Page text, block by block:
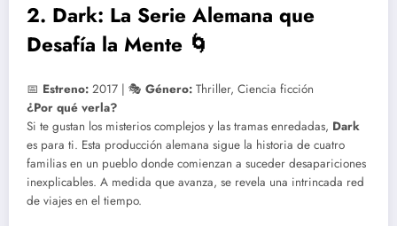
2. Dark: La Serie Alemana que
Desafía la Mente 🌀
📅 Estreno: 2017 | 🎭 Género: Thriller, Ciencia ficción
¿Por qué verla?
Si te gustan los misterios complejos y las tramas enredadas, Dark
es para ti. Esta producción alemana sigue la historia de cuatro
familias en un pueblo donde comienzan a suceder desapariciones
inexplicables. A medida que avanza, se revela una intrincada red
de viajes en el tiempo.